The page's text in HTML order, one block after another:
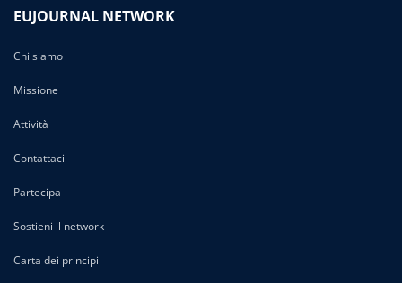
EUJOURNAL NETWORK
Chi siamo
Missione
Attività
Contattaci
Partecipa
Sostieni il network
Carta dei principi